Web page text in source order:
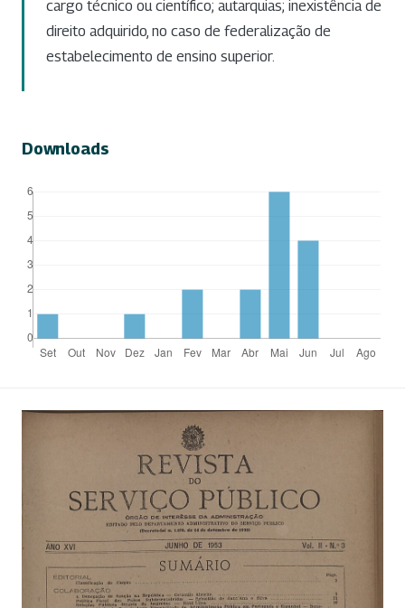
cargo técnico ou científico; autarquias; inexistência de
direito adquirido, no caso de federalização de
estabelecimento de ensino superior.
Downloads